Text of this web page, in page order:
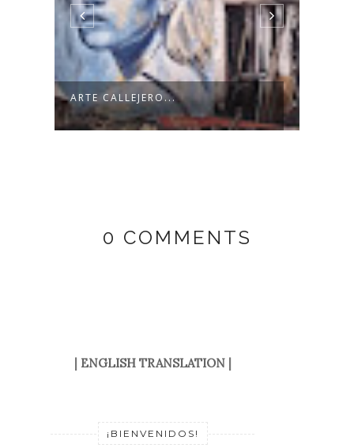
ARTE CALLEJERO...
0 COMMENTS
| ENGLISH TRANSLATION|
¡BIENVENIDOS!